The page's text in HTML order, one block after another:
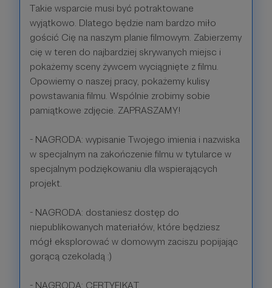
Takie wsparcie musi być potraktowane
wyjątkowo. Dlatego będzie nam bardzo miło
gościć Cię na naszym planie filmowym. Zabierzemy
cię w teren do najbardziej skrywanych miejsc i
pokażemy sceny żywcem wyciągnięte z filmu.
Opowiemy o naszej pracy, pokażemy kulisy
powstawania filmu. Wspólnie zrobimy sobie
pamiątkowe zdjęcie. ZAPRASZAMY!
- NAGRODA: wypisanie Twojego imienia i nazwiska
w specjalnym na zakończenie filmu w tytularce w
specjalnym podziękowaniu dla wspierających
projekt.
- NAGRODA: dostaniesz dostęp do
niepublikowanych materiałów, które będziesz
mógł eksplorować w domowym zaciszu popijając
gorącą czekoladą :)
- NAGRODA: CERTYFIKAT